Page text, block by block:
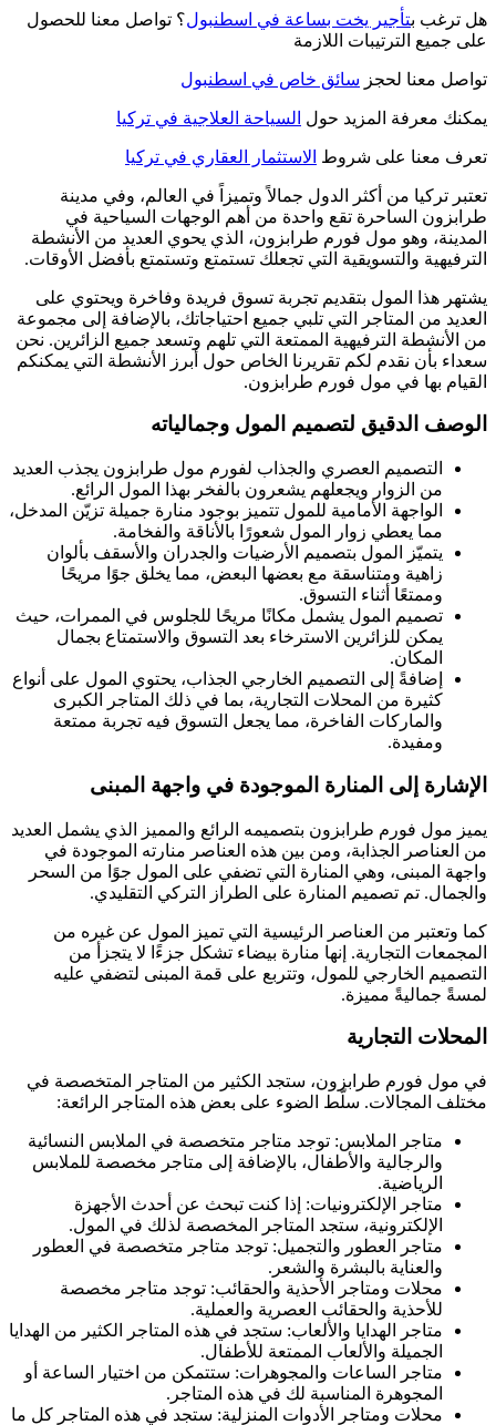
هل ترغب بتأجير يخت بساعة في اسطنبول؟ تواصل معنا للحصول
على جميع الترتيبات اللازمة
تواصل معنا لحجز سائق خاص في اسطنبول
يمكنك معرفة المزيد حول السياحة العلاجية في تركيا
تعرف معنا على شروط الاستثمار العقاري في تركيا
تعتبر تركيا من أكثر الدول جمالاً وتميزاً في العالم، وفي مدينة
طرابزون الساحرة تقع واحدة من أهم الوجهات السياحية في
المدينة، وهو مول فورم طرابزون، الذي يحوي العديد من الأنشطة
الترفيهية والتسويقية التي تجعلك تستمتع وتستمتع بأفضل الأوقات.
يشتهر هذا المول بتقديم تجربة تسوق فريدة وفاخرة ويحتوي على
العديد من المتاجر التي تلبي جميع احتياجاتك، بالإضافة إلى مجموعة
من الأنشطة الترفيهية الممتعة التي تلهم وتسعد جميع الزائرين. نحن
سعداء بأن نقدم لكم تقريرنا الخاص حول أبرز الأنشطة التي يمكنكم
القيام بها في مول فورم طرابزون.
الوصف الدقيق لتصميم المول وجمالياته
التصميم العصري والجذاب لفورم مول طرابزون يجذب العديد
من الزوار ويجعلهم يشعرون بالفخر بهذا المول الرائع.
الواجهة الأمامية للمول تتميز بوجود منارة جميلة تزيّن المدخل،
مما يعطي زوار المول شعورًا بالأناقة والفخامة.
يتميّز المول بتصميم الأرضيات والجدران والأسقف بألوان
زاهية ومتناسقة مع بعضها البعض، مما يخلق جوًا مريحًا
وممتعًا أثناء التسوق.
تصميم المول يشمل مكانًا مريحًا للجلوس في الممرات، حيث
يمكن للزائرين الاسترخاء بعد التسوق والاستمتاع بجمال
المكان.
إضافةً إلى التصميم الخارجي الجذاب، يحتوي المول على أنواع
كثيرة من المحلات التجارية، بما في ذلك المتاجر الكبرى
والماركات الفاخرة، مما يجعل التسوق فيه تجربة ممتعة
ومفيدة.
الإشارة إلى المنارة الموجودة في واجهة المبنى
يميز مول فورم طرابزون بتصميمه الرائع والمميز الذي يشمل العديد
من العناصر الجذابة، ومن بين هذه العناصر منارته الموجودة في
واجهة المبنى، وهي المنارة التي تضفي على المول جوًا من السحر
والجمال. تم تصميم المنارة على الطراز التركي التقليدي.
كما وتعتبر من العناصر الرئيسية التي تميز المول عن غيره من
المجمعات التجارية. إنها منارة بيضاء تشكل جزءًا لا يتجزأ من
التصميم الخارجي للمول، وتتربع على قمة المبنى لتضفي عليه
لمسةً جماليةً مميزة.
المحلات التجارية
في مول فورم طرابزون، ستجد الكثير من المتاجر المتخصصة في
مختلف المجالات. سلّط الضوء على بعض هذه المتاجر الرائعة:
متاجر الملابس: توجد متاجر متخصصة في الملابس النسائية
والرجالية والأطفال، بالإضافة إلى متاجر مخصصة للملابس
الرياضية.
متاجر الإلكترونيات: إذا كنت تبحث عن أحدث الأجهزة
الإلكترونية، ستجد المتاجر المخصصة لذلك في المول.
متاجر العطور والتجميل: توجد متاجر متخصصة في العطور
والعناية بالبشرة والشعر.
محلات ومتاجر الأحذية والحقائب: توجد متاجر مخصصة
للأحذية والحقائب العصرية والعملية.
متاجر الهدايا والألعاب: ستجد في هذه المتاجر الكثير من الهدايا
الجميلة والألعاب الممتعة للأطفال.
متاجر الساعات والمجوهرات: ستتمكن من اختيار الساعة أو
المجوهرة المناسبة لك في هذه المتاجر.
محلات ومتاجر الأدوات المنزلية: ستجد في هذه المتاجر كل ما